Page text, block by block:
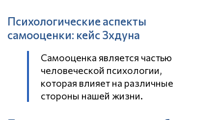
Психологические аспекты
самооценки: кейс Зхдуна
Самооценка является частью
человеческой психологии,
которая влияет на различные
стороны нашей жизни.